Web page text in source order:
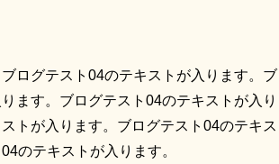
ログテスト04のテキストが入ります。
ます。ブログテスト04のテキストが入
トが入ります。ブログテスト04のテキ
のテキストが入ります。